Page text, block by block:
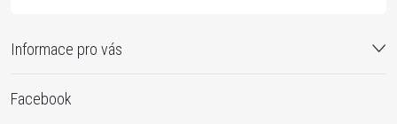
Informace pro vás
Facebook